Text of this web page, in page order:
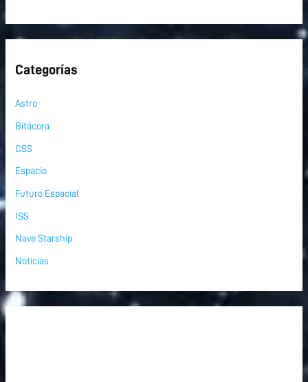
Categorías
Astro
Bitácora
CSS
Espacio
Futuro Espacial
ISS
Nave Starship
Noticias